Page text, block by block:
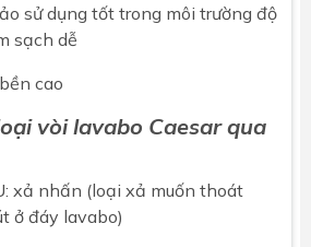
sử dụng tốt trong môi trường độ
sạch dễ
cao
vòi lavabo Caesar qua
xả nhấn (loại xả muốn thoát
ở đáy lavabo)